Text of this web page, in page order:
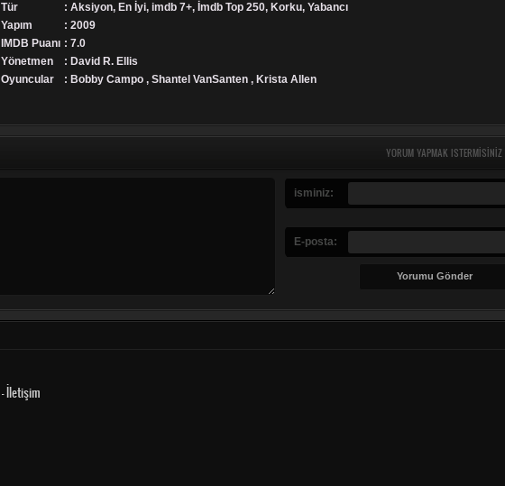
Tür
: Aksiyon, En İyi, imdb 7+, İmdb Top 250, Korku, Yabancı
Yapım
: 2009
IMDB Puanı : 7.0
Yönetmen
: David R. Ellis
Oyuncular
: Bobby Campo , Shantel VanSanten , Krista Allen
YORUM YAPMAK
isminiz:
E-posta:
-İletişim